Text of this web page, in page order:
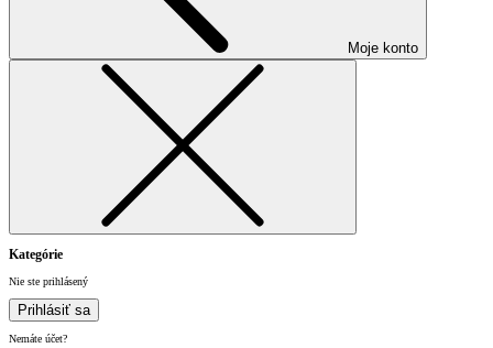
Moje konto
Kategórie
Nie ste prihlásený
Prihlásiť sa
Nemáte účet?